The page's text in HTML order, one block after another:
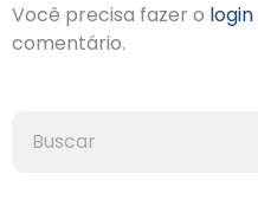
Você precisa fazer o login
comentário.